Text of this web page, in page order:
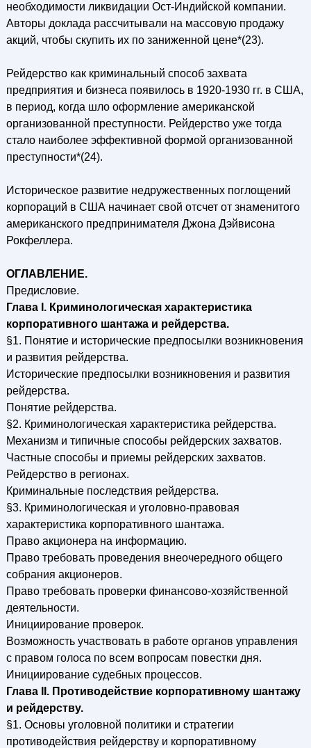
необходимости ликвидации Ост-Индийской компании.
Авторы доклада рассчитывали на массовую продажу
акций, чтобы скупить их по заниженной цене*(23).
Рейдерство как криминальный способ захвата
предприятия и бизнеса появилось в 1920-1930 гг. в США,
в период, когда шло оформление американской
организованной преступности. Рейдерство уже тогда
стало наиболее эффективной формой организованной
преступности*(24).
Историческое развитие недружественных поглощений
корпораций в США начинает свой отсчет от знаменитого
американского предпринимателя Джона Дэйвисона
Рокфеллера.
ОГЛАВЛЕНИЕ.
Предисловие.
Глава I. Криминологическая характеристика
корпоративного шантажа и рейдерства.
§1. Понятие и исторические предпосылки возникновения
и развития рейдерства.
Исторические предпосылки возникновения и развития
рейдерства.
Понятие рейдерства.
§2. Криминологическая характеристика рейдерства.
Механизм и типичные способы рейдерских захватов.
Частные способы и приемы рейдерских захватов.
Рейдерство в регионах.
Криминальные последствия рейдерства.
§3. Криминологическая и уголовно-правовая
характеристика корпоративного шантажа.
Право акционера на информацию.
Право требовать проведения внеочередного общего
собрания акционеров.
Право требовать проверки финансово-хозяйственной
деятельности.
Инициирование проверок.
Возможность участвовать в работе органов управления
с правом голоса по всем вопросам повестки дня.
Инициирование судебных процессов.
Глава II. Противодействие корпоративному шантажу
и рейдерству.
§1. Основы уголовной политики и стратегии
противодействия рейдерству и корпоративному